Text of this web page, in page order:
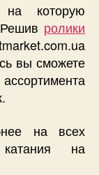
которую
ролики
вы сможете
на всех
катания на